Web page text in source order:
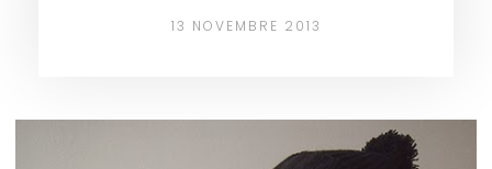
13 NOVEMBRE 2013